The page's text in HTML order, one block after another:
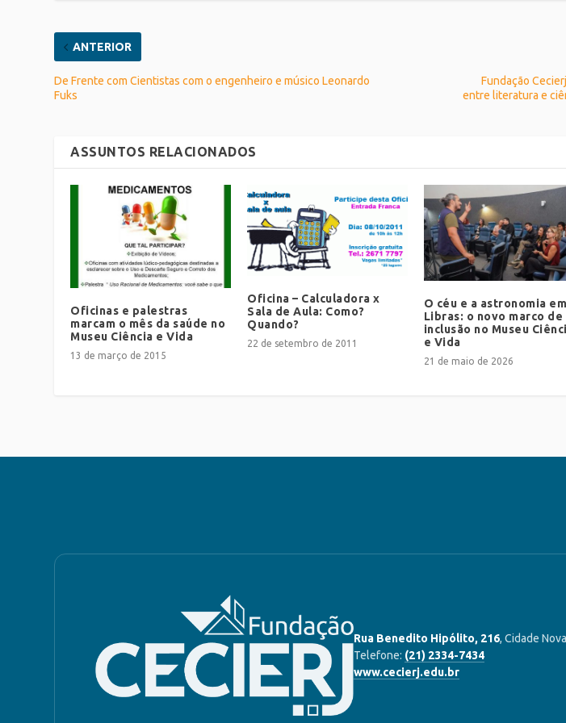
ANTERIOR
De Frente com Cientistas com o engenheiro e músico Leonardo
Fuks
Fundação
entre literatura e
ASSUNTOS RELACIONADOS
Oficinas e palestras
marcam o mês da saúde no
Museu Ciência e Vida
13 de março de 2015
Oficina – Calculadora x
Sala de Aula: Como?
Quando?
22 de setembro de 2011
O céu e a astronomia em
Libras: o novo marco de
inclusão no Museu
e Vida
21 de maio de 2026
Rua Benedito Hipólito, 216, Cidade
Telefone: (21) 2334-7434
www.cecierj.edu.br